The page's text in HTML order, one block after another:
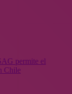
permite el
Chile